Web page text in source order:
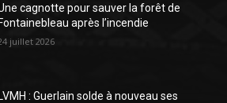
cagnotte pour sauver la forêt de
Fontainebleau après l’incendie
juillet 2026
: Guerlain solde à nouveau ses